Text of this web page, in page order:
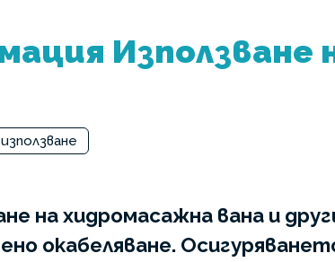
Използване
на хидромасажна вана и
окабеляване.